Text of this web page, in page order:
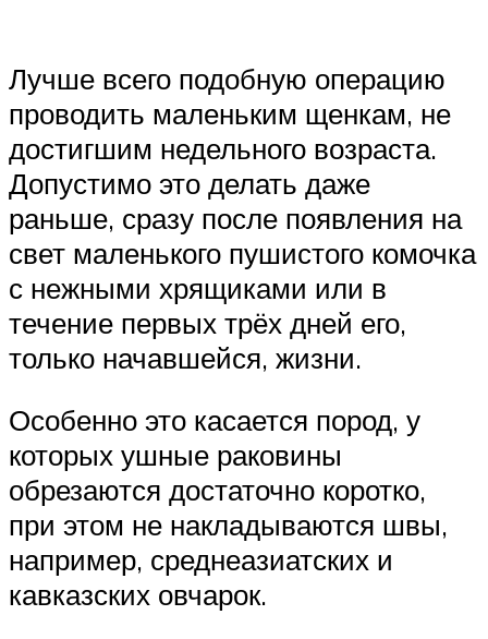
Лучше всего подобную операцию
проводить маленьким щенкам, не
достигшим недельного возраста.
Допустимо это делать даже
раньше, сразу после появления на
свет маленького пушистого комочка
с нежными хрящиками или в
течение первых трёх дней его,
только начавшейся, жизни.
Особенно это касается пород, у
которых ушные раковины
обрезаются достаточно коротко,
при этом не накладываются швы,
например, среднеазиатских и
кавказских овчарок.